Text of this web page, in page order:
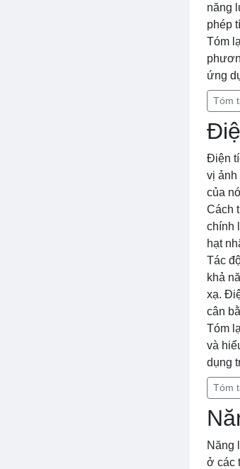
năng
phép
Tóm
ứng
Tóm
Điện
vị
của
Cách
chính
hạt
Tác
khả
xạ.
cân
Tóm
và
dụng
Tóm
Năng
ở các